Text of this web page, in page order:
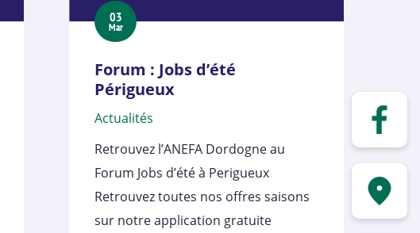
03
Mar
Forum : Jobs d’été
Périgueux
Actualités
Retrouvez l’ANEFA Dordogne au
Forum Jobs d’été à Perigueux
Retrouvez toutes nos offres saisons
sur notre application gratuite